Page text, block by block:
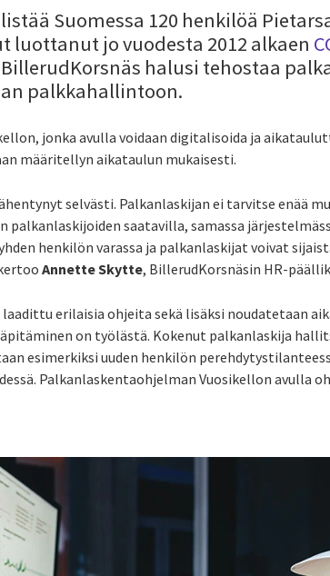
Suomessa 120 henkilöä
luottanut jo vuodesta 2012 alkaen
BillerudKorsnäs halusi tehostaa
palkkahallintoon.
jonka avulla voidaan digitalisoida ja
määritellyn aikataulun mukaisesti.
selvästi. Palkanlaskijan ei tarvitse enää
palkanlaskijoiden saatavilla, samassa
henkilön varassa ja palkanlaskijat voivat
Annette Skytte, BillerudKorsnäsin HR-
erilaisia ohjeita sekä lisäksi noudatetaan
on työlästä. Kokenut palkanlaskija
esimerkiksi uuden henkilön
Palkanlaskentaohjelman Vuosikellon avulla